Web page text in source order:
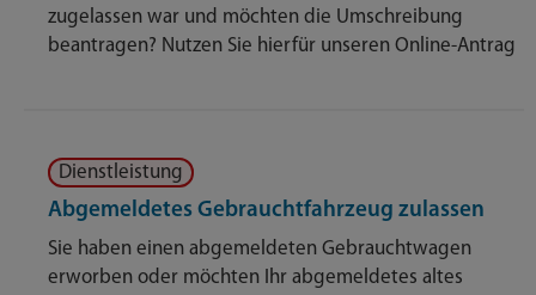
zugelassen war und möchten die Umschreibung
beantragen? Nutzen Sie hierfür unseren Online-Antrag
Dienstleistung
Abgemeldetes Gebrauchtfahrzeug zulassen
Sie haben einen abgemeldeten Gebrauchtwagen
erworben oder möchten Ihr abgemeldetes altes